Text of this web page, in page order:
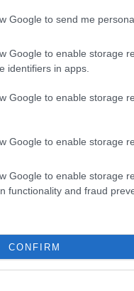
Google to send me
Google to enable storage
identifiers in apps.
Google to enable storage
Google to enable storage
Google to enable storage
functionality and fraud
CONFIRM
Τι ισχύει με το
Πώς
επιστρέφονται
Η εγκύκλιος της
Μπλόκο στα
Temu και Shein: